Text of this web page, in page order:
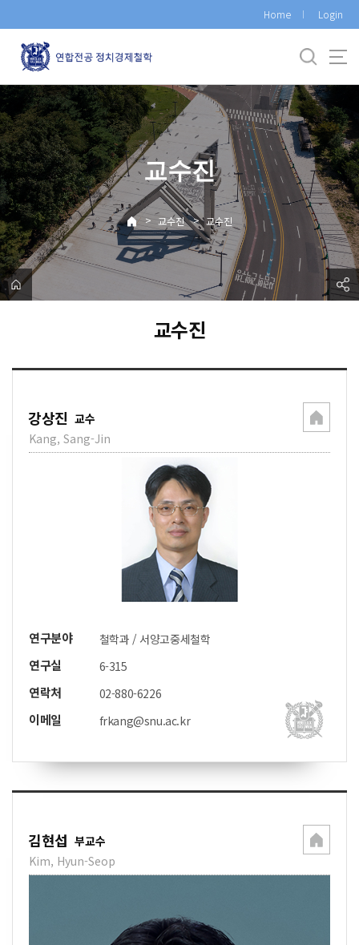
로
메
뉴
Home Login
교수진
> 교수진 > 교수진
교수진
강상진 교수
Kang, Sang-Jin
연구분야 철학과 / 서양고중세철학
연구실 6-315
연락처 02-880-6226
이메일 frkang@snu.ac.kr
김현섭 부교수
Kim, Hyun-Seop